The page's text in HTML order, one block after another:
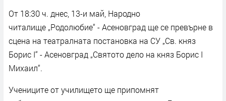
От 18:30 ч. днес, 13-и май, Народно
читалище „Родолюбие“ - Асеновград ще се превърне в
сцена на театралната постановка на СУ „Св. княз
Борис I“ - Асеновград „Святото дело на княз Борис I
Михаил“.
Учениците от училището ще припомнят